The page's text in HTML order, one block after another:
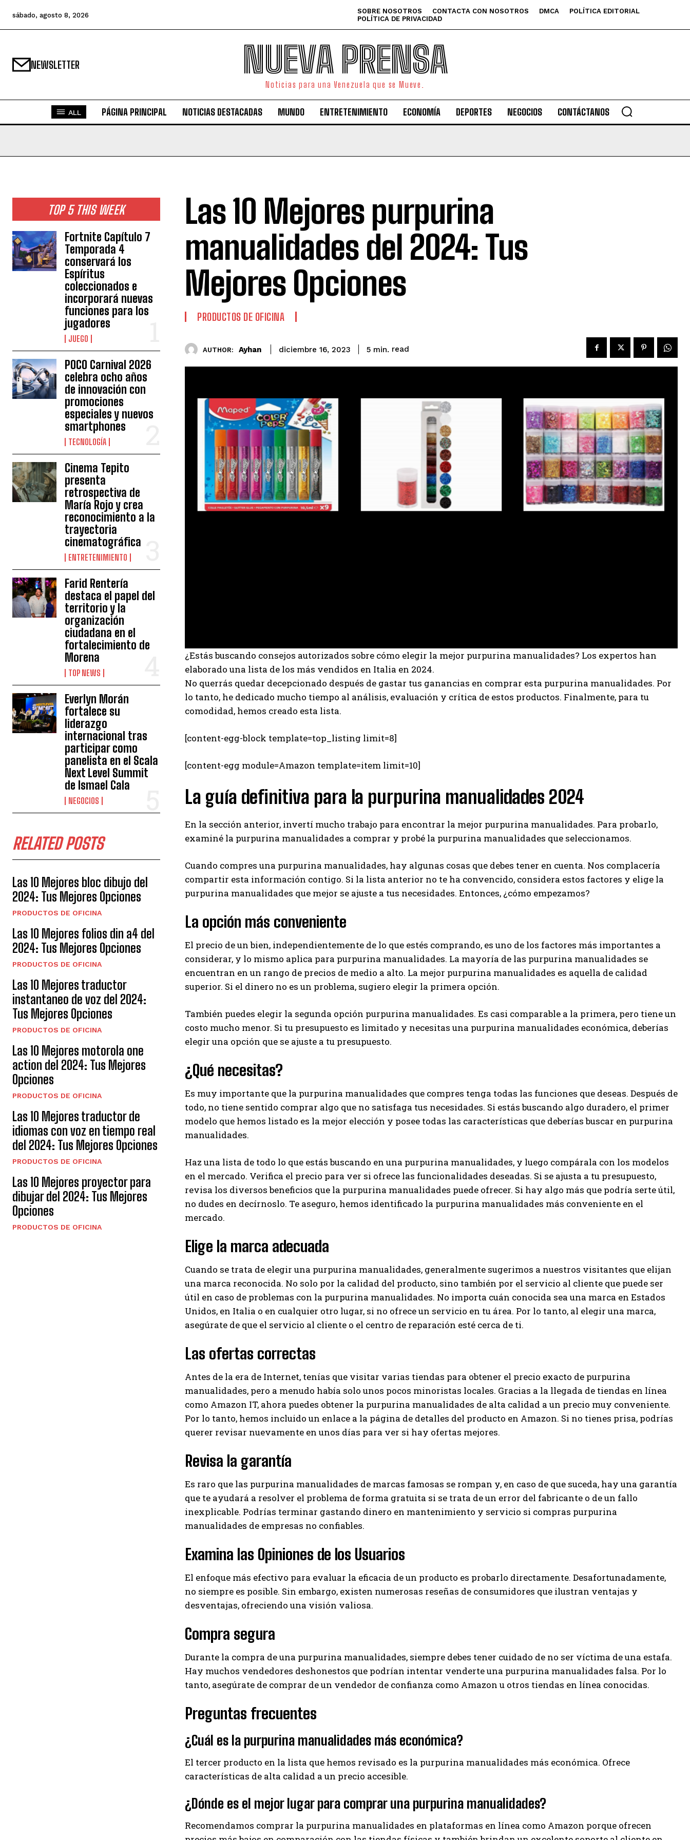
Ayhan
sábado, agosto 8, 2026 SOBRE NOSOTROS CONTACTA CON NOSOTROS DMCA
POLÍTICA EDITORIAL
POLÍTICA DE PRIVACIDAD
NEWSLETTER NUEVA PRENSA
Noticias para una Venezuela que se Mueve.
ALL PÁGINA PRINCIPAL NOTICIAS DESTACADAS MUNDO ENTRETENIMIENTO ECONOMÍA DEPORTES NEGOCIOS CONTÁCTANOS
TOP 5 THIS WEEK
Fortnite Capítulo 7
Temporada 4
conservará los
Espíritus
coleccionados e
incorporará nuevas
funciones para los
jugadores
JUEGO
POCO Carnival 2026
celebra ocho años
de innovación con
promociones
especiales y nuevos
smartphones
TECNOLOGÍA
Cinema Tepito
presenta
retrospectiva de
María Rojo y crea
reconocimiento a la
trayectoria
cinematográfica
ENTRETENIMIENTO
Farid Rentería
destaca el papel del
territorio y la
organización
ciudadana en el
fortalecimiento de
Morena
TOP NEWS
Everlyn Morán
fortalece su
liderazgo
internacional tras
participar como
panelista en el Scala
Next Level Summit
de Ismael Cala
NEGOCIOS
RELATED POSTS
Las 10 Mejores bloc dibujo del
2024: Tus Mejores Opciones
PRODUCTOS DE OFICINA
Las 10 Mejores folios din a4 del
2024: Tus Mejores Opciones
PRODUCTOS DE OFICINA
Las 10 Mejores traductor
instantaneo de voz del 2024:
Tus Mejores Opciones
PRODUCTOS DE OFICINA
Las 10 Mejores motorola one
action del 2024: Tus Mejores
Opciones
PRODUCTOS DE OFICINA
Las 10 Mejores traductor de
idiomas con voz en tiempo real
del 2024: Tus Mejores Opciones
PRODUCTOS DE OFICINA
Las 10 Mejores proyector para
dibujar del 2024: Tus Mejores
Opciones
PRODUCTOS DE OFICINA
Las 10 Mejores purpurina
manualidades del 2024: Tus
Mejores Opciones
PRODUCTOS DE OFICINA
AUTHOR: Ayhan diciembre 16, 2023 5 min. read
¿Estás buscando consejos autorizados sobre cómo elegir la mejor purpurina manualidades? Los expertos han
elaborado una lista de los más vendidos en Italia en 2024.
No querrás quedar decepcionado después de gastar tus ganancias en comprar esta purpurina manualidades. Por
lo tanto, he dedicado mucho tiempo al análisis, evaluación y crítica de estos productos. Finalmente, para tu
comodidad, hemos creado esta lista.
[content-egg-block template=top_listing limit=8]
[content-egg module=Amazon template=item limit=10]
La guía definitiva para la purpurina manualidades 2024
En la sección anterior, invertí mucho trabajo para encontrar la mejor purpurina manualidades. Para probarlo,
examiné la purpurina manualidades a comprar y probé la purpurina manualidades que seleccionamos.
Cuando compres una purpurina manualidades, hay algunas cosas que debes tener en cuenta. Nos complacería
compartir esta información contigo. Si la lista anterior no te ha convencido, considera estos factores y elige la
purpurina manualidades que mejor se ajuste a tus necesidades. Entonces, ¿cómo empezamos?
La opción más conveniente
El precio de un bien, independientemente de lo que estés comprando, es uno de los factores más importantes a
considerar, y lo mismo aplica para purpurina manualidades. La mayoría de las purpurina manualidades se
encuentran en un rango de precios de medio a alto. La mejor purpurina manualidades es aquella de calidad
superior. Si el dinero no es un problema, sugiero elegir la primera opción.
También puedes elegir la segunda opción purpurina manualidades. Es casi comparable a la primera, pero tiene un
costo mucho menor. Si tu presupuesto es limitado y necesitas una purpurina manualidades económica, deberías
elegir una opción que se ajuste a tu presupuesto.
¿Qué necesitas?
Es muy importante que la purpurina manualidades que compres tenga todas las funciones que deseas. Después de
todo, no tiene sentido comprar algo que no satisfaga tus necesidades. Si estás buscando algo duradero, el primer
modelo que hemos listado es la mejor elección y posee todas las características que deberías buscar en purpurina
manualidades.
Haz una lista de todo lo que estás buscando en una purpurina manualidades, y luego compárala con los modelos
en el mercado. Verifica el precio para ver si ofrece las funcionalidades deseadas. Si se ajusta a tu presupuesto,
revisa los diversos beneficios que la purpurina manualidades puede ofrecer. Si hay algo más que podría serte útil,
no dudes en decírnoslo. Te aseguro, hemos identificado la purpurina manualidades más conveniente en el
mercado.
Elige la marca adecuada
Cuando se trata de elegir una purpurina manualidades, generalmente sugerimos a nuestros visitantes que elijan
una marca reconocida. No solo por la calidad del producto, sino también por el servicio al cliente que puede ser
útil en caso de problemas con la purpurina manualidades. No importa cuán conocida sea una marca en Estados
Unidos, en Italia o en cualquier otro lugar, si no ofrece un servicio en tu área. Por lo tanto, al elegir una marca,
asegúrate de que el servicio al cliente o el centro de reparación esté cerca de ti.
Las ofertas correctas
Antes de la era de Internet, tenías que visitar varias tiendas para obtener el precio exacto de purpurina
manualidades, pero a menudo había solo unos pocos minoristas locales. Gracias a la llegada de tiendas en línea
como Amazon IT, ahora puedes obtener la purpurina manualidades de alta calidad a un precio muy conveniente.
Por lo tanto, hemos incluido un enlace a la página de detalles del producto en Amazon. Si no tienes prisa, podrías
querer revisar nuevamente en unos días para ver si hay ofertas mejores.
Revisa la garantía
Es raro que las purpurina manualidades de marcas famosas se rompan y, en caso de que suceda, hay una garantía
que te ayudará a resolver el problema de forma gratuita si se trata de un error del fabricante o de un fallo
inexplicable. Podrías terminar gastando dinero en mantenimiento y servicio si compras purpurina
manualidades de empresas no confiables.
Examina las Opiniones de los Usuarios
El enfoque más efectivo para evaluar la eficacia de un producto es probarlo directamente. Desafortunadamente,
no siempre es posible. Sin embargo, existen numerosas reseñas de consumidores que ilustran ventajas y
desventajas, ofreciendo una visión valiosa.
Compra segura
Durante la compra de una purpurina manualidades, siempre debes tener cuidado de no ser víctima de una estafa.
Hay muchos vendedores deshonestos que podrían intentar venderte una purpurina manualidades falsa. Por lo
tanto, asegúrate de comprar de un vendedor de confianza como Amazon u otros tiendas en línea conocidas.
Preguntas frecuentes
¿Cuál es la purpurina manualidades más económica?
El tercer producto en la lista que hemos revisado es la purpurina manualidades más económica. Ofrece
características de alta calidad a un precio accesible.
¿Dónde es el mejor lugar para comprar una purpurina manualidades?
Recomendamos comprar la purpurina manualidades en plataformas en línea como Amazon porque ofrecen